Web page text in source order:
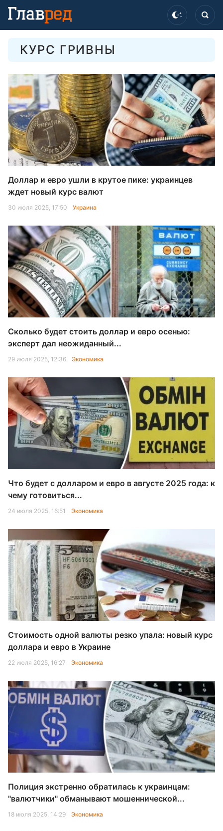
КУРС ГРИВНЫ
Доллар и евро ушли в крутое пике: украинцев
ждет новый курс валют
30 июля 2025, 17:50 Украина
Сколько будет стоить доллар и евро осенью:
эксперт дал неожиданный...
29 июля 2025, 12:36 Экономика
Что будет с долларом и евро в августе 2025 года: к
чему готовиться...
24 июля 2025, 16:51 Экономика
Стоимость одной валюты резко упала: новый курс
доллара и евро в Украине
22 июля 2025, 16:27 Экономика
Полиция экстренно обратилась к украинцам:
"валютчики" обманывают мошеннической...
18 июля 2025, 14:29 Экономика